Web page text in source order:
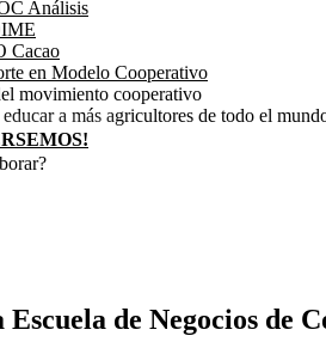
Análisis
Cacao
en Modelo Cooperativo
movimiento cooperativo
a más agricultores de todo el
Escuela de Negocios de